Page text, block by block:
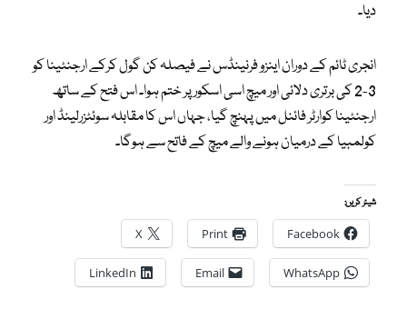
دیا۔
انجری ٹائم کے دوران اینزو فرنینڈس نے فیصلہ کن گول کرکے ارجنٹینا کو
3-2 کی برتری دلائی اور میچ اسی اسکور پر ختم ہوا۔ اس فتح کے ساتھ
ارجنٹینا کوارٹر فائنل میں پہنچ گیا، جہاں اس کا مقابلہ سوئٹزرلینڈ اور
کولمبیا کے درمیان ہونے والے میچ کے فاتح سے ہوگا۔
شیئر کریں:
Facebook
Print
X
WhatsApp
Email
LinkedIn